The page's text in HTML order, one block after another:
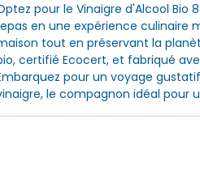
pour le Vinaigre d'Alcool Bio
en une expérience culinaire
tout en préservant la
certifié Ecocert, et fabriqué
pour un voyage
le compagnon idéal pour